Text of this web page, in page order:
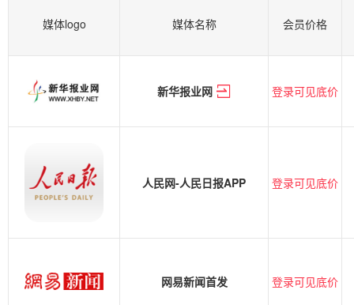
媒体logo 媒体名称 会员价格
新华报业网 登录可见底价
人民网-人民日报APP 登录可见底价
网易新闻首发 登录可见底价